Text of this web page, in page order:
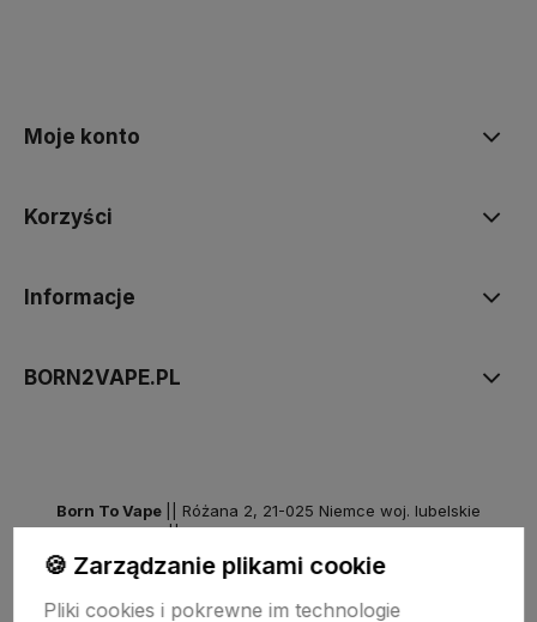
Moje konto
Korzyści
Informacje
BORN2VAPE.PL
Born To Vape
|| Różana 2, 21-025 Niemce woj. lubelskie
NIP: 7141861133 || E:kontakt@born2vape.plT:665 744 477
🍪 Zarządzanie plikami cookie
Pliki cookies i pokrewne im technologie